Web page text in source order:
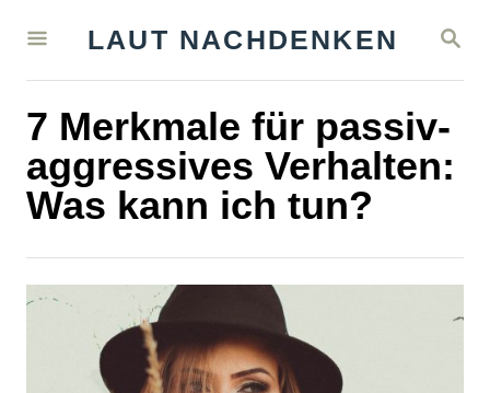
S
A
C
H
LAUT NACHDENKEN
7 Merkmale für passiv-
aggressives Verhalten:
Was kann ich tun?